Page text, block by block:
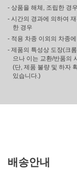
- 상품을 해체, 조립한 경우
- 시간의 경과에 의하여
한 경우
- 적용 차종 이외의 차종
- 제품의 특성상 도장(크
으나 이는 교환/반품의
(단, 제품 불량 및 하자
있습니다.)
배송안내